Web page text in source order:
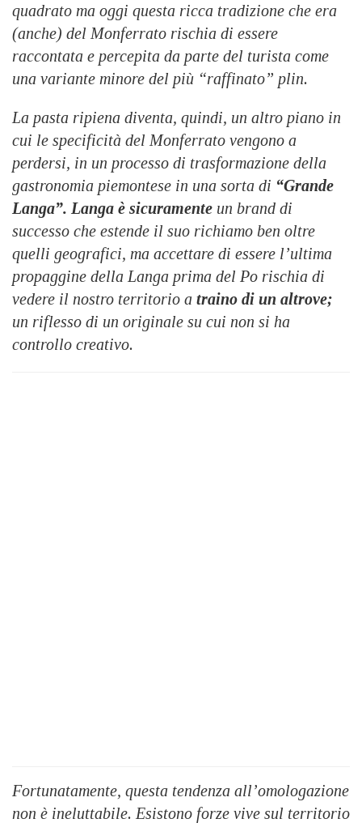
quadrato ma oggi questa ricca tradizione che era
(anche) del Monferrato rischia di essere
raccontata e percepita da parte del turista come
una variante minore del più “raffinato” plin.
La pasta ripiena diventa, quindi, un altro piano in
cui le specificità del Monferrato vengono a
perdersi, in un processo di trasformazione della
gastronomia piemontese in una sorta di “Grande
Langa”. Langa è sicuramente un brand di
successo che estende il suo richiamo ben oltre
quelli geografici, ma accettare di essere l’ultima
propaggine della Langa prima del Po rischia di
vedere il nostro territorio a traino di un altrove;
un riflesso di un originale su cui non si ha
controllo creativo.
Fortunatamente, questa tendenza all’omologazione
non è ineluttabile. Esistono forze vive sul territorio